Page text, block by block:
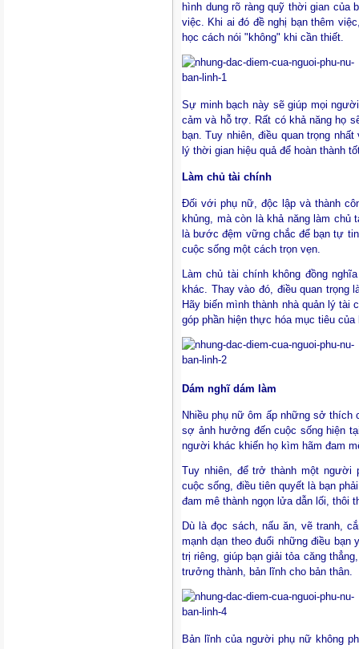
hình dung rõ ràng quỹ thời gian của
việc. Khi ai đó đề nghị bạn thêm
học cách nói "không" khi cần thiết.
Sự minh bạch này sẽ giúp mọi
cảm và hỗ trợ. Rất có khả năng họ
bạn. Tuy nhiên, điều quan trọng
lý thời gian hiệu quả để hoàn thành
Làm chủ tài chính
Đối với phụ nữ, độc lập và thành
khủng, mà còn là khả năng làm
là bước đệm vững chắc để bạn tự
cuộc sống một cách trọn vẹn.
Làm chủ tài chính không đồng
khác. Thay vào đó, điều quan trọng
Hãy biến mình thành nhà quản lý tài
góp phần hiện thực hóa mục tiêu của
Dám nghĩ dám làm
Nhiều phụ nữ ôm ấp những sở
sợ ảnh hưởng đến cuộc sống hiện
người khác khiến họ kìm hãm đam
Tuy nhiên, để trở thành một người
cuộc sống, điều tiên quyết là bạn
đam mê thành ngọn lửa dẫn lối, thôi
Dù là đọc sách, nấu ăn, vẽ tranh,
mạnh dạn theo đuổi những điều bạn
trị riêng, giúp bạn giải tỏa căng
trưởng thành, bản lĩnh cho bản thân.
Bản lĩnh của người phụ nữ không